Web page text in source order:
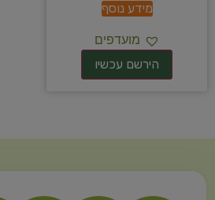
מידע נוסף
מועדפים